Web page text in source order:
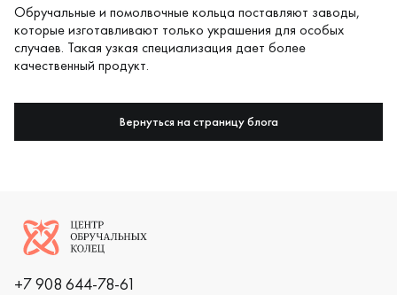
Обручальные и помолвочные кольца поставляют заводы,
которые изготавливают только украшения для особых
случаев. Такая узкая специализация дает более
качественный продукт.
Вернуться на страницу блога
Логотип компании
+7 908 644-78-61